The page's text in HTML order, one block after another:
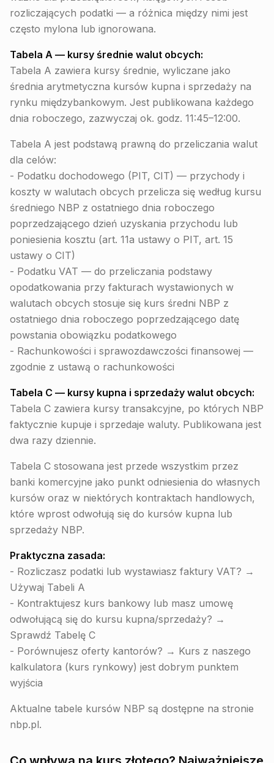
rozliczających podatki — a różnica między nimi jest
często mylona lub ignorowana.
Tabela A — kursy średnie walut obcych:
Tabela A zawiera kursy średnie, wyliczane jako
średnia arytmetyczna kursów kupna i sprzedaży na
rynku międzybankowym. Jest publikowana każdego
dnia roboczego, zazwyczaj ok. godz. 11:45–12:00.
Tabela A jest podstawą prawną do przeliczania walut
dla celów:
- Podatku dochodowego (PIT, CIT) — przychody i
koszty w walutach obcych przelicza się według kursu
średniego NBP z ostatniego dnia roboczego
poprzedzającego dzień uzyskania przychodu lub
poniesienia kosztu (art. 11a ustawy o PIT, art. 15
ustawy o CIT)
- Podatku VAT — do przeliczania podstawy
opodatkowania przy fakturach wystawionych w
walutach obcych stosuje się kurs średni NBP z
ostatniego dnia roboczego poprzedzającego datę
powstania obowiązku podatkowego
- Rachunkowości i sprawozdawczości finansowej —
zgodnie z ustawą o rachunkowości
Tabela C — kursy kupna i sprzedaży walut obcych:
Tabela C zawiera kursy transakcyjne, po których NBP
faktycznie kupuje i sprzedaje waluty. Publikowana jest
dwa razy dziennie.
Tabela C stosowana jest przede wszystkim przez
banki komercyjne jako punkt odniesienia do własnych
kursów oraz w niektórych kontraktach handlowych,
które wprost odwołują się do kursów kupna lub
sprzedaży NBP.
Praktyczna zasada:
- Rozliczasz podatki lub wystawiasz faktury VAT? →
Używaj Tabeli A
- Kontraktujesz kurs bankowy lub masz umowę
odwołującą się do kursu kupna/sprzedaży? →
Sprawdź Tabelę C
- Porównujesz oferty kantorów? → Kurs z naszego
kalkulatora (kurs rynkowy) jest dobrym punktem
wyjścia
Aktualne tabele kursów NBP są dostępne na stronie
nbp.pl.